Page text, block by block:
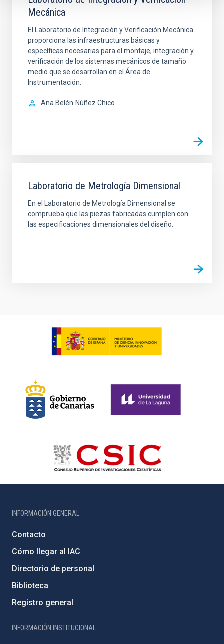
Mecánica
El Laboratorio de Integración y Verificación Mecánica
proporciona las infraestructuras básicas y
específicas necesarias para el montaje, integración y
verificación de los sistemas mecánicos de tamaño
medio que se desarrollan en el Área de
Instrumentación.
Ana Belén Núñez Chico
Laboratorio de Metrología Dimensional
En el Laboratorio de Metrología Dimensional se
comprueba que las piezas fabricadas cumplen con
las especificaciones dimensionales del diseño.
INFORMACIÓN GENERAL
Contacto
Cómo llegar al IAC
Directorio de personal
Biblioteca
Registro general
INFORMACIÓN INSTITUCIONAL